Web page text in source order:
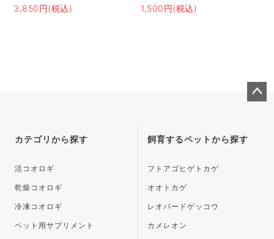
3,850円(税込)
1,500円(税込)
カテゴリから探す
活コオロギ
乾燥コオロギ
冷凍コオロギ
ペット用サプリメント
飼育するペットから探す
フトアゴヒゲトカゲ
オオトカゲ
レオパードゲッコウ
カメレオン